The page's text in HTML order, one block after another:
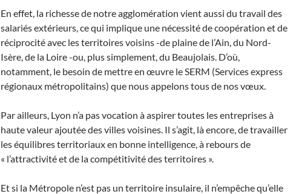
En effet, la richesse de notre agglomération vient aussi du travail des
salariés extérieurs, ce qui implique une nécessité de coopération et de
réciprocité avec les territoires voisins -de plaine de l’Ain, du Nord-
Isère, de la Loire -ou, plus simplement, du Beaujolais. D’où,
notamment, le besoin de mettre en œuvre le SERM (Services express
régionaux métropolitains) que nous appelons tous de nos vœux.
Par ailleurs, Lyon n’a pas vocation à aspirer toutes les entreprises à
haute valeur ajoutée des villes voisines. Il s’agit, là encore, de travailler
les équilibres territoriaux en bonne intelligence, à rebours de
« l’attractivité et de la compétitivité des territoires ».
Et si la Métropole n’est pas un territoire insulaire, il n’empêche qu’elle